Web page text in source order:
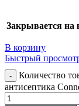
Закрывается на
В корзину
Быстрый
Количество
антисептика